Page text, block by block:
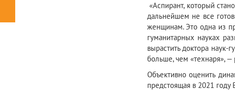
«Аспирант, который
дальнейшем не все
женщинам. Это одна из
гуманитарных науках
вырастить доктора
больше, чем «технаря», —
Объективно оценить
предстоящая в 2021 году